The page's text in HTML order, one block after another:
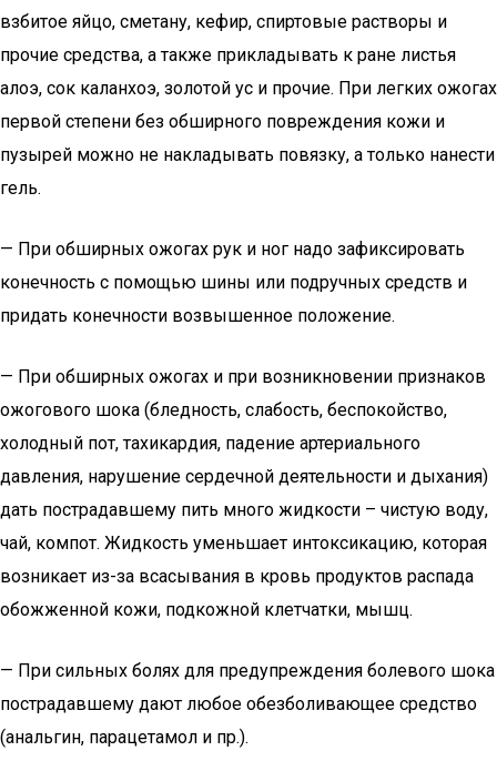
взбитое яйцо, сметану, кефир, спиртовые растворы и
прочие средства, а также прикладывать к ране листья
алоэ, сок каланхоэ, золотой ус и прочие. При легких ожогах
первой степени без обширного повреждения кожи и
пузырей можно не накладывать повязку, а только нанести
гель.
— При обширных ожогах рук и ног надо зафиксировать
конечность с помощью шины или подручных средств и
придать конечности возвышенное положение.
— При обширных ожогах и при возникновении признаков
ожогового шока (бледность, слабость, беспокойство,
холодный пот, тахикардия, падение артериального
давления, нарушение сердечной деятельности и дыхания)
дать пострадавшему пить много жидкости – чистую воду,
чай, компот. Жидкость уменьшает интоксикацию, которая
возникает из-за всасывания в кровь продуктов распада
обожженной кожи, подкожной клетчатки, мышц.
— При сильных болях для предупреждения болевого шока
пострадавшему дают любое обезболивающее средство
(анальгин, парацетамол и пр.).